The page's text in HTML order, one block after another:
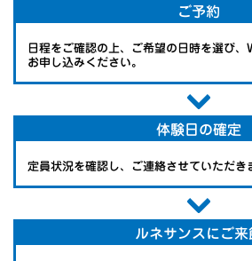
ご予約
日程をご確認の上、ご希望の日時を選び、
お申し込みください。
体験日の確定
定員状況を確認し、ご連絡させていただき
ルネサンスにご